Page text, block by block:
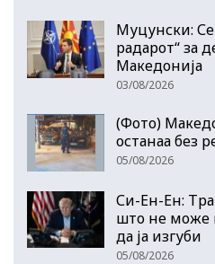
Муцунски: Се
радарот“ за
Македонија
03/08/2026
(Фото)
останаа без
05/08/2026
Си-Ен-Ен:
што не може
да ја изгуби
05/08/2026